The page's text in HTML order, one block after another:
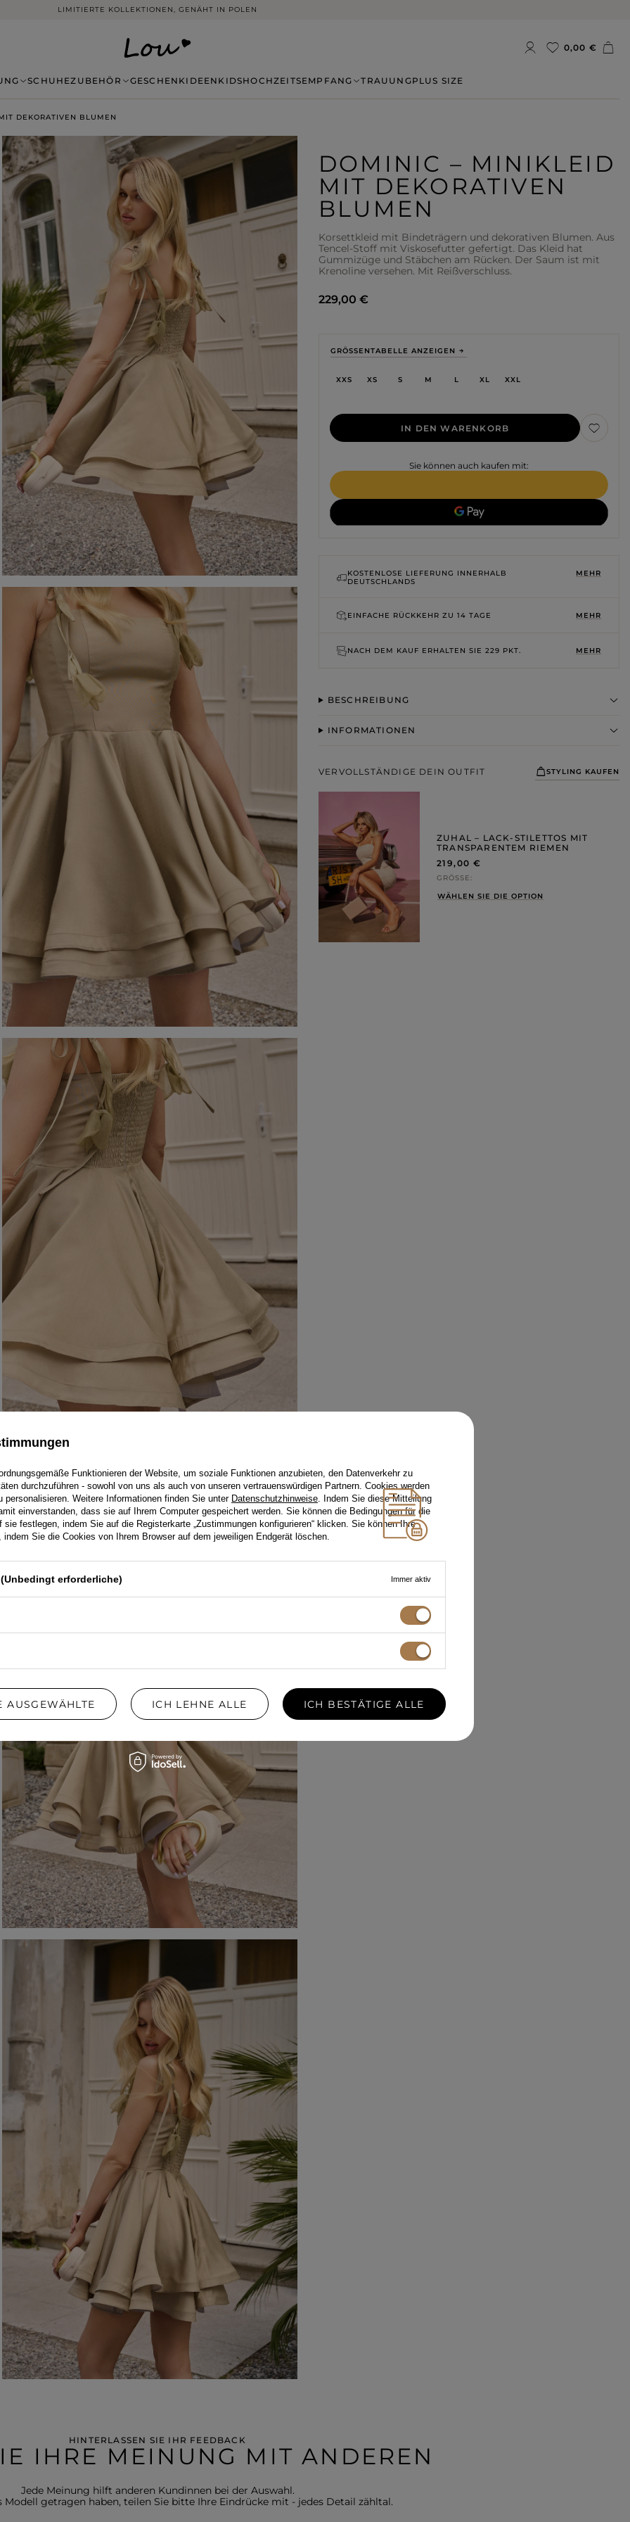
LIMITIERTE KOLLEKTIONEN, GENÄHT IN POLEN
0,00 €
KARIERTE KLEIDER
TAILLIERTES KLEID
PAILLETTENKLEID
Saison / Stoff
SOMMERKLEIDER
FRÜHLINGSKLEIDER
HERBSTKLEIDER
Länge
MINI
MIDI
MAXI
Ausschnitt
AM RÜCKEN
QUADRAT
U-BOOT
V-AUSSCHNITT
KARO
OHNE AUSSCHNITT
ASYMMETRISCHER
CARMEN
Ärmel / Träger
OHNE TRÄGER
MIT TRÄGERN
ROTE
SCHWARZE
BLAUE
GRÜNE
DRUCKE
SCHUHEZUBEHÖR GESCHENKIDEEN KIDSHOCHZEITSEMPFANG TRAUUNGPLUS SIZE
DEKORATIVEN BLUMEN
DOMINIC – MINIKLEID
MIT DEKORATIVEN
BLUMEN
Korsettkleid mit Bindeträgern und dekorativen Blumen. Aus
Tencel-Stoff mit Viskosefutter gefertigt. Das Kleid hat
Gummizüge und Stäbchen am Rücken. Der Saum ist mit
Krenoline versehen. Mit Reißverschluss.
GRÖSSENTABELLE ANZEIGEN
XXS XS S M L XL XXL
IN DEN WARENKORB
Sie können auch kaufen mit:
229,00 €
KOSTENLOSE LIEFERUNG INNERHALB
DEUTSCHLANDS
MEHR
EINFACHE RÜCKKEHR ZU 14 TAGE MEHR
NACH DEM KAUF ERHALTEN SIE 229 PKT. MEHR
BESCHREIBUNG
INFORMATIONEN
VERVOLLSTÄNDIGE DEIN OUTFIT
ZUHAL – LACK-STILETTOS MIT
TRANSPARENTEM RIEMEN
219,00 €
GRÖSSE
WÄHLEN SIE DIE OPTION
STYLING KAUFEN
HINTERLASSEN SIE IHR FEEDBACK
IHRE MEINUNG MIT ANDEREN
Jede Meinung hilft anderen Kundinnen bei der Auswahl.
Modell getragen haben, teilen Sie bitte Ihre Eindrücke mit - jedes Detail zähltal.
Funktionieren der Website, um soziale Funktionen anzubieten, den Datenverkehr zu
durchzuführen - sowohl von uns als auch von unseren vertrauenswürdigen Partnern. Cookies werden
personalisieren. Weitere Informationen finden Sie unter Datenschutzhinweise. Indem Sie diese Mitteilung
einverstanden, dass sie auf Ihrem Computer gespeichert werden. Sie können die Bedingungen für die
sie festlegen, indem Sie auf die Registerkarte „Zustimmungen konfigurieren“ klicken. Sie können Ihre
indem Sie die Cookies von Ihrem Browser auf dem jeweiligen Endgerät löschen.
erforderliche) Immer aktiv
AUSGEWÄHLTE ICH LEHNE ALLE ICH BESTÄTIGE ALLE